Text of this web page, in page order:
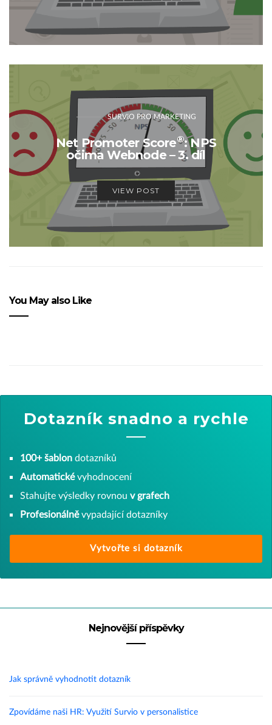
SURVIO PRO MARKETING
Net Promoter Score®: NPS
očima Webnode – 3. díl
VIEW POST
You May also Like
Dotazník snadno a rychle
100+ šablon dotazníků
Automatickévyhodnocení
Stahujte výsledky rovnou v grafech
Profesionálněvypadající dotazníky
Vytvořte si dotazník
Nejnovější příspěvky
Jak správně vyhodnotit dotazník
Zpovídáme naši HR: Využití Survio v personalistice